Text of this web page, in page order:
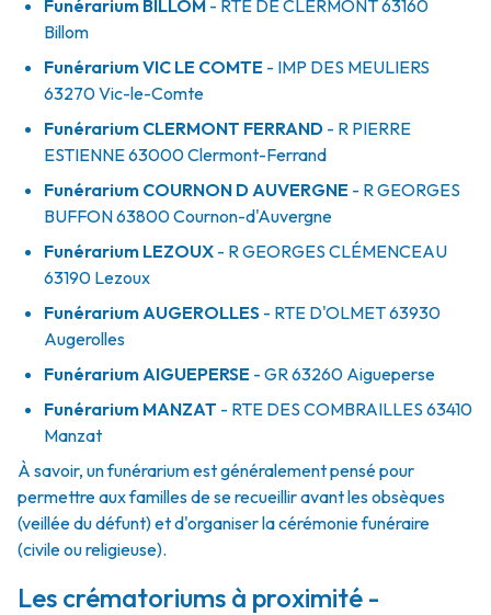
Funérarium BILLOM - RTE DE CLERMONT63160
Billom
FunérariumVIC LE COMTE - IMP DES MEULIERS
63270Vic-le-Comte
Funérarium CLERMONT FERRAND - R PIERRE
ESTIENNE63000Clermont-Ferrand
Funérarium COURNON D AUVERGNE - RGEORGES
BUFFON63800Cournon-d'Auvergne
Funérarium LEZOUX - RGEORGES CLÉMENCEAU
63190 Lezoux
FunérariumAUGEROLLES - RTE D'OLMET63930
Augerolles
FunérariumAIGUEPERSE - GR63260 Aigueperse
Funérarium MANZAT - RTE DES COMBRAILLES 63410
Manzat
À savoir, un funérarium est généralement pensé pour
permettre aux familles de se recueillir avant les obsèques
(veillée du défunt) et d'organiser la cérémonie funéraire
(civile ou religieuse).
Les crématoriums à proximité -